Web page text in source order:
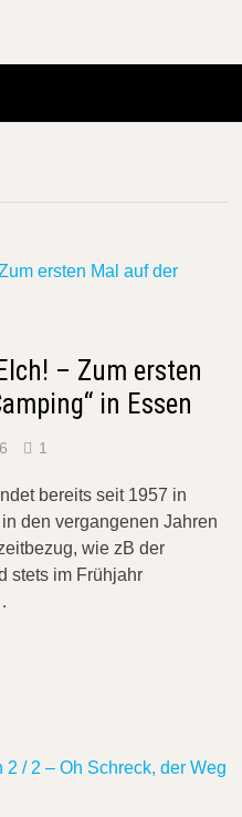
– Zum ersten
in Essen
1
bereits seit 1957 in
den vergangenen Jahren
wie zB der
stets im Frühjahr